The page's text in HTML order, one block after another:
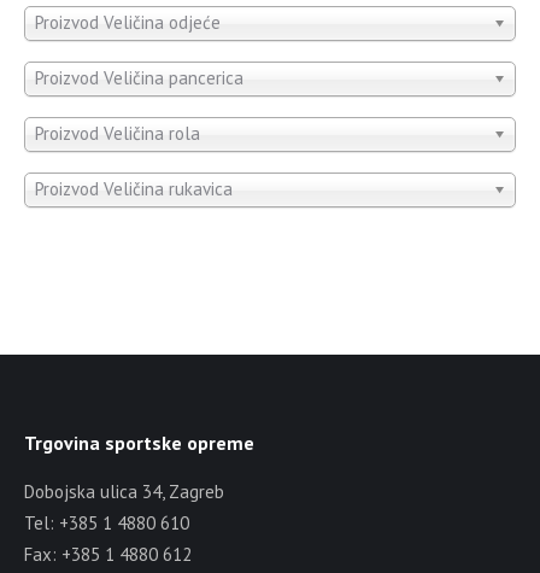
Proizvod Veličina odjeće
Proizvod Veličina pancerica
Proizvod Veličina rola
Proizvod Veličina rukavica
Trgovina sportske opreme
Dobojska ulica 34, Zagreb
Tel: +385 1 4880 610
Fax: +385 1 4880 612